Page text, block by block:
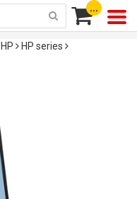
...
HP series